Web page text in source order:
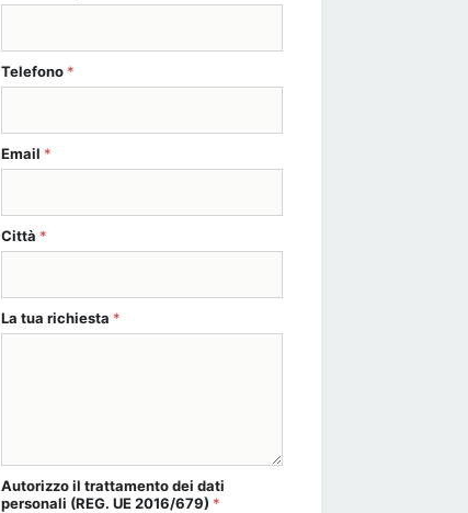
Telefono *
Email *
Città *
(REG. sociale Città
La tua richiesta *
Autorizzo iltrattamento dei dati
personali (REG. UE 2016/679) *